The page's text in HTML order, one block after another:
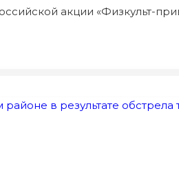
акции «Физкульт-